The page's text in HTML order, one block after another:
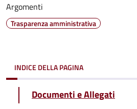
Argomenti
Trasparenza amministrativa
INDICE DELLA PAGINA
Documenti e Allegati